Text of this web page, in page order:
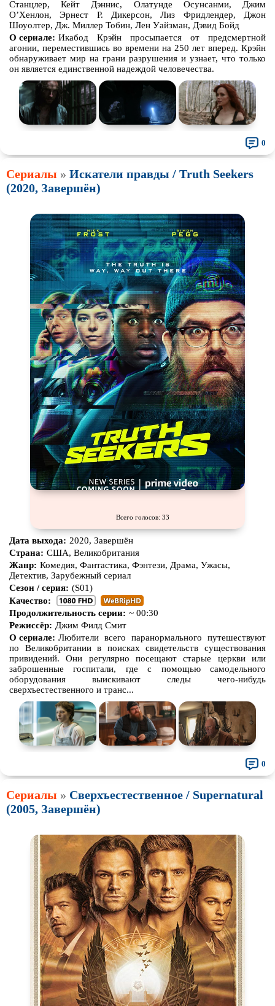
Станцлер, Кейт Дэннис, Олатунде Осунсанми, Джим
О’Хенлон, Эрнест Р. Дикерсон, Лиз Фридлендер, Джон
Шоуолтер, Дж. Миллер Тобин, Лен Уайзман, Дэвид Бойд
О сериале: Икабод Крэйн просыпается от предсмертной
агонии, переместившись во времени на 250 лет вперед. Крэйн
обнаруживает мир на грани разрушения и узнает, что только
он является единственной надеждой человечества.
0
Сериалы » Искатели правды / Truth Seekers
(2020, Завершён)
Всего голосов: 33
Дата выхода: 2020, Завершён
Страна: США, Великобритания
Жанр: Комедия, Фантастика, Фэнтези, Драма, Ужасы,
Детектив, Зарубежный сериал
Сезон / серия: (S01)
Качество:
Продолжительность серии: ~ 00:30
Режиссёр: Джим Филд Смит
О сериале: Любители всего паранормального путешествуют
по Великобритании в поисках свидетельств существования
привидений. Они регулярно посещают старые церкви или
заброшенные госпитали, где с помощью самодельного
оборудования выискивают следы чего-нибудь
сверхъестественного и транс...
0
Сериалы » Сверхъестественное / Supernatural
(2005, Завершён)